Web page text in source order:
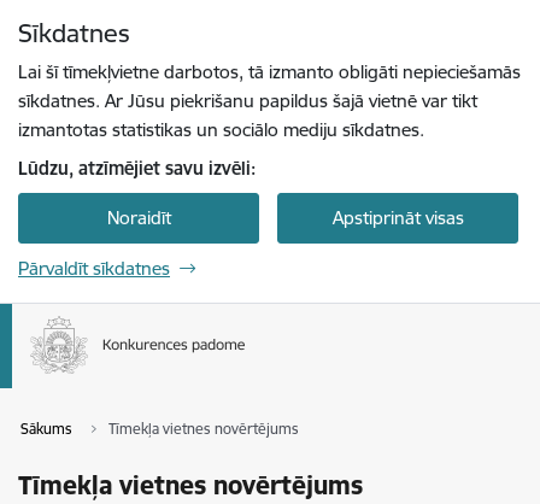
Sīkdatnes
Lai šī tīmekļvietne darbotos, tā izmanto obligāti nepieciešamās
sīkdatnes. Ar Jūsu piekrišanu papildus šajā vietnē var tikt
izmantotas statistikas un sociālo mediju sīkdatnes.
Lūdzu, atzīmējiet savu izvēli:
Noraidīt Apstiprināt visas
Pārvaldīt sīkdatnes
Sākums Tīmekļa vietnes novērtējums
Tīmekļa vietnes novērtējums